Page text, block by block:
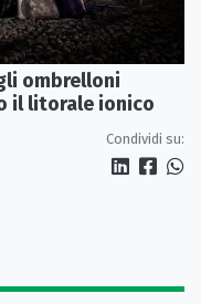
ombrelloni
il litorale ionico
Condividi su: